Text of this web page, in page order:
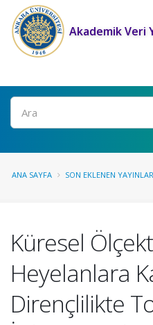
Akademik Veri
Ara
ANA SAYFA SON EKLENEN YAYINLAR
Küresel
Heyelanlara
Dirençlilikte